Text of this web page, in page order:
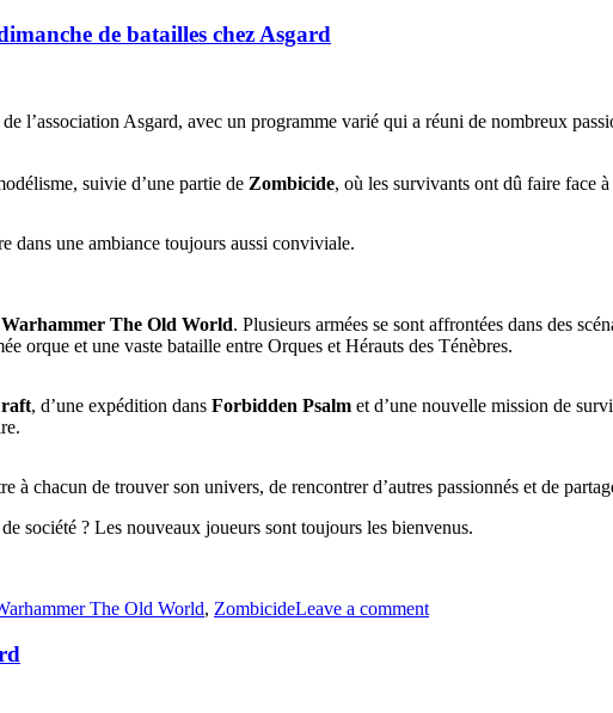
de batailles chez Asgard
l’association Asgard, avec un programme varié qui a réuni de nombreux
suivie d’une partie de Zombicide, où les survivants ont dû faire face
dans une ambiance toujours aussi conviviale.
The Old World. Plusieurs armées se sont affrontées dans des
orque et une vaste bataille entre Orques et Hérauts des Ténèbres.
, d’une expédition dans Forbidden Psalm et d’une nouvelle mission de
à chacun de trouver son univers, de rencontrer d’autres passionnés et de
société ? Les nouveaux joueurs sont toujours les bienvenus.
The Old World, ZombicideLeave a comment